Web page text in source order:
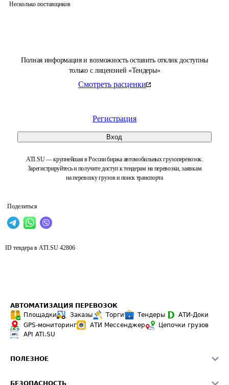
Полная информация и возможность оставить отклик доступны
только с лицензией «Тендеры»
Смотреть расценки
Регистрация
Вход
ATI.SU — крупнейшая в России биржа автомобильных грузоперевозок.
Зарегистрируйтесь и получите доступ к тендерам на перевозки, заявкам
на перевозку грузов и поиск транспорта
Поделиться
Несколько поставщиков
ID тендера в ATI.SU 42806
АВТОМАТИЗАЦИЯ ПЕРЕВОЗОК
Площадки
Заказы Торги Тендеры
АТИ-Доки
GPS-мониторинг
АТИ Мессенджер
Цепочки грузов
API ATI.SU
ПОЛЕЗНОЕ
БЕЗОПАСНОСТЬ